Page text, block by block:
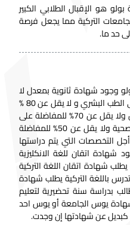
هو الإقبال الطلابي الكبير
التركية مما يجعل فرصة
حد ما.
وجود شهادة ثانوية بمعدل لا
يقل عن 90% من أجل المفاضلة على الطب البشري و لا يقل عن 80 %
من اجل المفاضلة على طب الاسنان ولا يقل عن 70% للمفاضلة على
كلية العمارة والهندسة والعلوم الصحية ولا يقل عن 50% للمفاضلة
التخصصات التي يتم دراستها
شهادة اتقان للغة الانكليزية
شهادة اتقان اللغة التركية
باللغة التركية يطلب شهادة
بدراسة سنة تحضيرية لتعليم
يوس الجامعة أو يوس احد
كبديل عن شهادتها إن وجدت.